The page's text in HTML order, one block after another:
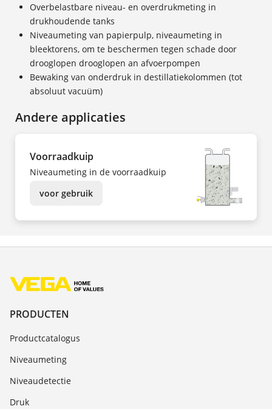
Overbelastbare niveau- en overdrukmeting in
drukhoudende tanks
Niveaumeting van papierpulp, niveaumeting in
bleektorens, om te beschermen tegen schade door
drooglopen drooglopen an afvoerpompen
Bewaking van onderdruk in destillatiekolommen (tot
absoluut vacuüm)
Andere applicaties
Voorraadkuip
Niveaumeting in de voorraadkuip
voor gebruik
PRODUCTEN
Productcatalogus
Niveaumeting
Niveaudetectie
Druk